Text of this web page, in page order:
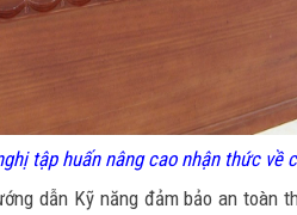
tập huấn nâng cao nhận thức về
dẫn Kỹ năng đảm bảo an toàn